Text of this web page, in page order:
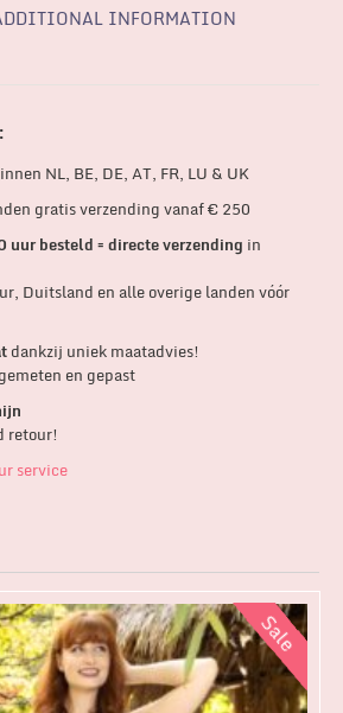
INFORMATION
NL, BE, DE, AT, FR, LU & UK
gratis verzending vanaf € 250
uur besteld = directe verzending in
Duitsland en alle overige landen vóór
dankzij uniek maatadvies!
en gepast
retour!
service